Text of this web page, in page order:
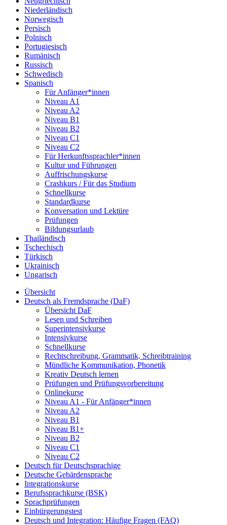
Niederländisch
Norwegisch
Persisch
Polnisch
Portugiesisch
Rumänisch
Russisch
Schwedisch
Spanisch
Für Anfänger*innen
Niveau A1
Niveau A2
Niveau B1
Niveau B2
Niveau C1
Niveau C2
Für Herkunftssprachler*innen
Kultur und Führungen
Auffrischungskurse
Crashkurs / Für das Studium
Schnellkurse
Standardkurse
Konversation und Lektüre
Prüfungen
Bildungsurlaub
Thailändisch
Tschechisch
Türkisch
Ukrainisch
Ungarisch
Übersicht
Deutsch als Fremdsprache (DaF)
Übersicht DaF
Lesen und Schreiben
Superintensivkurse
Intensivkurse
Schnellkurse
Rechtschreibung, Grammatik, Schreibtraining
Mündliche Kommunikation, Phonetik
Kreativ Deutsch lernen
Prüfungen und Prüfungsvorbereitung
Onlinekurse
Niveau A1 - Für Anfänger*innen
Niveau A2
Niveau B1
Niveau B1+
Niveau B2
Niveau C1
Niveau C2
Deutsch für Deutschsprachige
Deutsche Gebärdensprache
Integrationskurse
Berufssprachkurse (BSK)
Sprachprüfungen
Einbürgerungstest
Deutsch und Integration: Häufige Fragen (FAQ)